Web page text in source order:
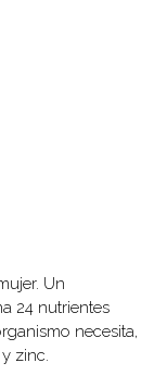
Un
24 nutrientes
necesita,
zinc.